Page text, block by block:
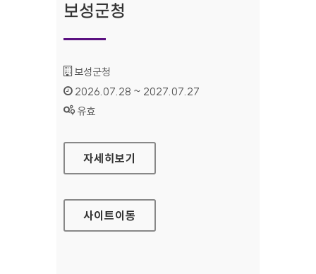
보성군청
기관명 :
보성군청
인증기간 :
2026.07.28 ~ 2027.07.27
상태 :
유효
보성군청
자세히보기
사이트이동